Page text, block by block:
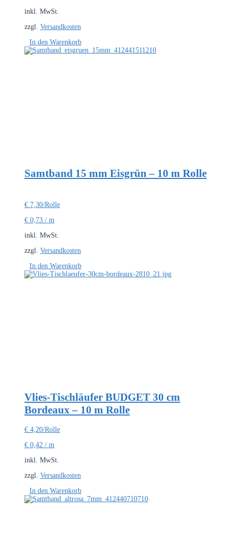
inkl. MwSt.
zzgl. Versandkosten
In den Warenkorb
Samtband 15 mm Eisgrün – 10 m Rolle
€ 7,30/Rolle
€ 0,73 / m
inkl. MwSt.
zzgl. Versandkosten
In den Warenkorb
Vlies-Tischläufer BUDGET 30 cm
Bordeaux – 10 m Rolle
€ 4,20/Rolle
€ 0,42 / m
inkl. MwSt.
zzgl. Versandkosten
In den Warenkorb